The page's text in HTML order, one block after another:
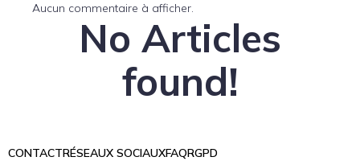
Aucun commentaire à afficher.
No Articles
found!
CONTACTRÉSEAUX SOCIAUXFAQRGPD